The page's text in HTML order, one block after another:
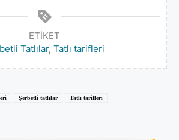
ETIKET
Tatlılar, Tatlı tarifleri
Şerbetli tatlılar Tatlı tarifleri